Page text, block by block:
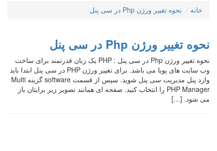
خانه نحوه تغییر ورژن Php در سی پنل
نحوه تغییر ورژن Php در سی پنل
نحوه تغییر ورژن Php در سی پنل : PHP یک زبان قدرتمند برای ساخت
وب سایت های پویا می باشد. برای تغییر ورژن PHP در سی پنل ابتدا باید
وارد پنل مدیریت سی پنل شوید. سپس از قسمت software گزینه Multi
PHP Manager را انتخاب کنید. صفحه ای همانند تصویر زیر برایتان باز
می شود. […]